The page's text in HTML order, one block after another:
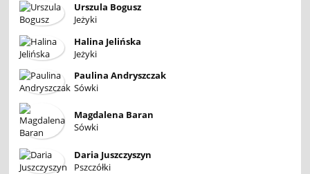
Urszula Bogusz
Jeżyki
Halina Jelińska
Jeżyki
Paulina Andryszczak
Sówki
Magdalena Baran
Sówki
Daria Juszczyszyn
Pszczółki